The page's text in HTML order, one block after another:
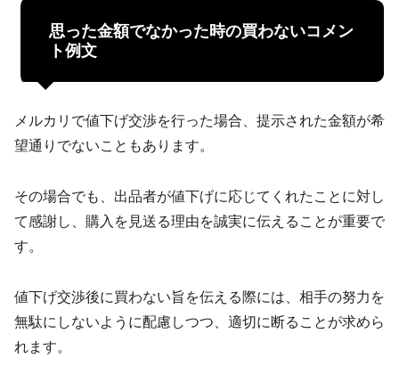
思った金額でなかった時の買わないコメン
ト例文
メルカリで値下げ交渉を行った場合、提示された金額が希
望通りでないこともあります。
その場合でも、出品者が値下げに応じてくれたことに対し
て感謝し、購入を見送る理由を誠実に伝えることが重要で
す。
値下げ交渉後に買わない旨を伝える際には、相手の努力を
無駄にしないように配慮しつつ、適切に断ることが求めら
れます。